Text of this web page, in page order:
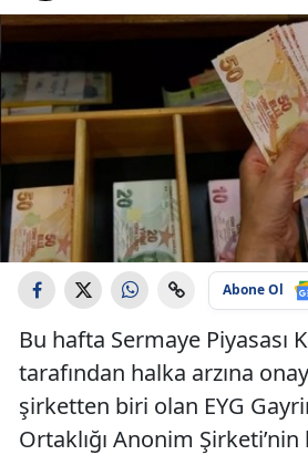
Abone Ol
Bu hafta Sermaye Piyasası
tarafından halka arzına
şirketten biri olan EYG
Ortaklığı Anonim